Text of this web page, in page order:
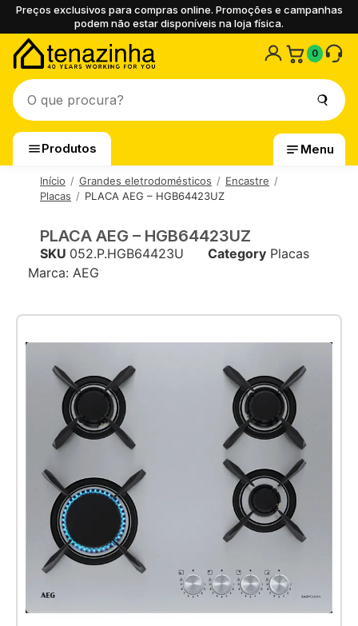
Preços exclusivos para compras online. Promoções e campanhas
podem não estar disponíveis na loja física.
0
Produtos Menu
Início Grandes eletrodomésticos
Encastre
Placas
PLACA AEG – HGB64423UZ
PLACA AEG – HGB64423UZ
SKU 052.P.HGB64423U Category Placas
Marca: AEG